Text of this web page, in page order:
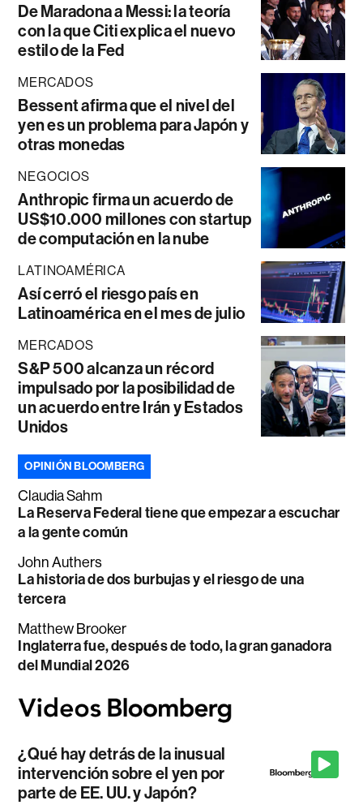
De Maradona a Messi: la teoría
con la que Citi explica el nuevo
estilo de la Fed
MERCADOS
Bessent afirma que el nivel del
yen es un problema para Japón y
otras monedas
NEGOCIOS
Anthropic firma un acuerdo de
US$10.000 millones con startup
de computación en la nube
LATINOAMÉRICA
Así cerró el riesgo país en
Latinoamérica en el mes de julio
MERCADOS
S&P 500 alcanza un récord
impulsado por la posibilidad de
un acuerdo entre Irán y Estados
Unidos
OPINIÓN BLOOMBERG
Claudia Sahm
La Reserva Federal tiene que empezar a escuchar
a la gente común
John Authers
La historia de dos burbujas y el riesgo de una
tercera
Matthew Brooker
Inglaterra fue, después de todo, la gran ganadora
del Mundial 2026
¿Qué hay detrás de la inusual
intervención sobre el yen por
parte de EE. UU. y Japón?